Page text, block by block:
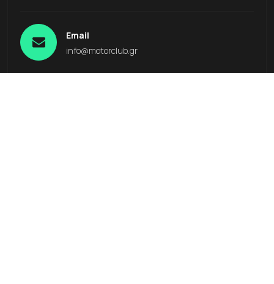
Email
info@motorclub.gr